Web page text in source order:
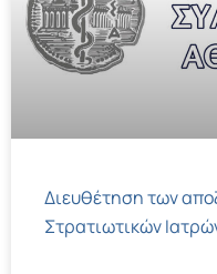
Διευθέτηση των
Στρατιωτικών